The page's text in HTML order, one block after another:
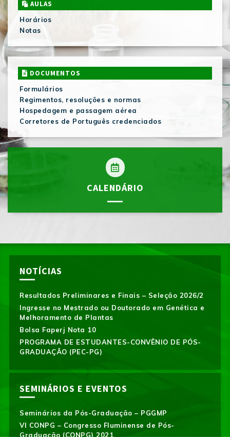
AULAS
Horários
Notas
DOCUMENTOS
Formulários
Regimentos, resoluções e normas
Hospedagem e passagem aérea
Corretores de Português credenciados
CALENDÁRIO
NOTÍCIAS
Resultados Preliminares e Finais – Seleção 2026/2
Ingresse no Mestrado ou Doutorado em Genética e
Melhoramento de Plantas
Bolsa Faperj Nota 10
PROGRAMA DE ESTUDANTES-CONVÊNIO DE PÓS-
GRADUAÇÃO (PEC-PG)
SEMINÁRIOS E EVENTOS
Seminários da Pós-Graduação – PGGMP
VI CONPG – Congresso Fluminense de Pós-
Graduação (CONPG) 2021